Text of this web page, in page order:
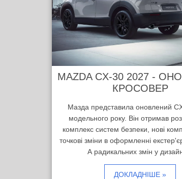
MAZDA CX-30 2027 -
КРОСОВЕР
Мазда представила оновлений
модельного року. Він отримав
комплекс систем безпеки, нові
точкові зміни в оформленні
А радикальних змін у
ДОКЛАДНІШЕ »